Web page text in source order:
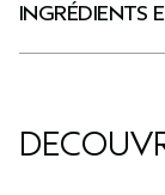
INGRÉDIENTS